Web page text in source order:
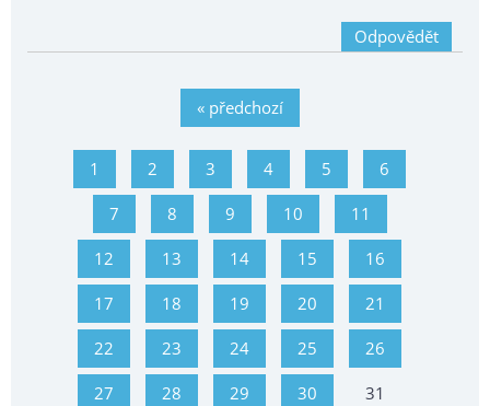
Odpovědět
« předchozí
1 2 3 4 5 6
7 8 9 10 11
12 13 14 15 16
17 18 19 20 21
22 23 24 25 26
27 28 29 30 31